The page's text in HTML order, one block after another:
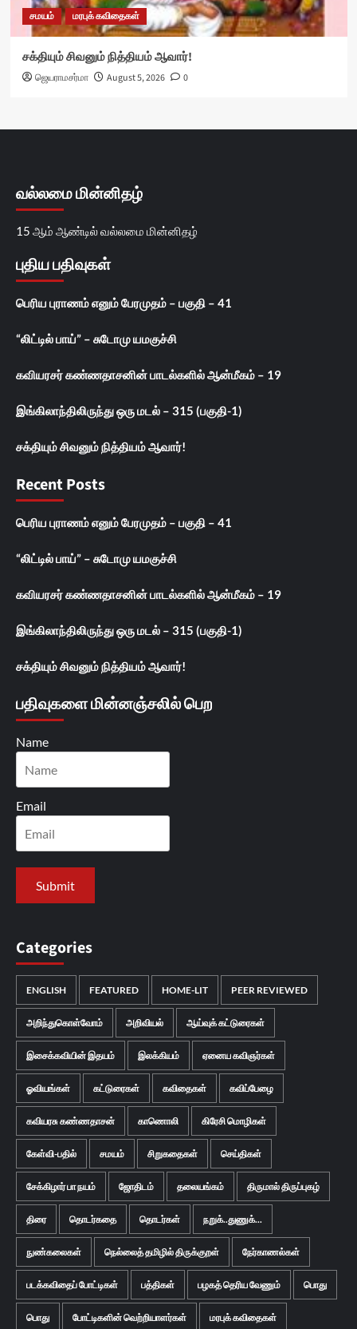
சமயம் மரபுக் கவிதைகள்
சக்தியும் சிவனும் நித்தியம் ஆவார்!
ஜெயராமசர்மா August 5, 2026 0
வல்லமை மின்னிதழ்
15 ஆம் ஆண்டில் வல்லமை மின்னிதழ்
புதிய பதிவுகள்
பெரிய புராணம் எனும் பேரமுதம் – பகுதி – 41
“லிட்டில் பாய்” – சுடோமு யமகுச்சி
கவியரசர் கண்ணதாசனின் பாடல்களில் ஆன்மீகம் – 19
இங்கிலாந்திலிருந்து ஒரு மடல் – 315 (பகுதி-1)
சக்தியும் சிவனும் நித்தியம் ஆவார்!
Recent Posts
பெரிய புராணம் எனும் பேரமுதம் – பகுதி – 41
“லிட்டில் பாய்” – சுடோமு யமகுச்சி
கவியரசர் கண்ணதாசனின் பாடல்களில் ஆன்மீகம் – 19
இங்கிலாந்திலிருந்து ஒரு மடல் – 315 (பகுதி-1)
சக்தியும் சிவனும் நித்தியம் ஆவார்!
பதிவுகளை மின்னஞ்சலில் பெற
Name
Email
Categories
ENGLISH FEATURED HOME-LIT PEER REVIEWED
அறிந்துகொள்வோம் அறிவியல் ஆய்வுக் கட்டுரைகள்
இசைக்கவியின் இதயம் இலக்கியம் ஏனைய கவிஞர்கள்
ஓவியங்கள் கட்டுரைகள் கவிதைகள் கவிப்பேழை
கவியரசு கண்ணதாசன் காணொலி கிரேசி மொழிகள்
கேள்வி-பதில் சமயம் சிறுகதைகள் செய்திகள்
சேக்கிழார் பா நயம் ஜோதிடம் தலையங்கம் திருமால் திருப்புகழ்
திரை தொடர்கதை தொடர்கள் நறுக்..துணுக்...
நுண்கலைகள் நெல்லைத் தமிழில் திருக்குறள் நேர்காணல்கள்
படக்கவிதைப் போட்டிகள் பத்திகள் பழகத் தெரிய வேணும் பொது
பொது போட்டிகளின் வெற்றியாளர்கள் மரபுக் கவிதைகள்